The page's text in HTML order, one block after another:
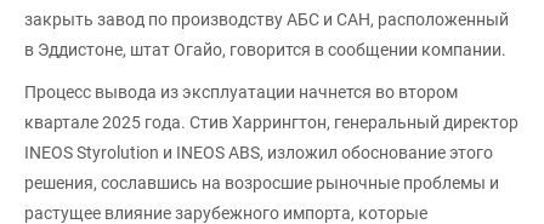
закрыть завод по производству АБС и САН, расположенный
в Эддистоне, штат Огайо, говорится в сообщении компании.
Процесс вывода из эксплуатации начнется во втором
квартале 2025 года. Стив Харрингтон, генеральный директор
INEOS Styrolution и INEOS ABS, изложил обоснование этого
решения, сославшись на возросшие рыночные проблемы и
растущее влияние зарубежного импорта, которые